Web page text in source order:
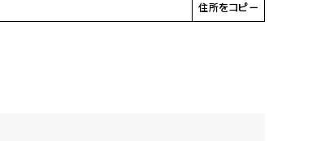
住所をコピー